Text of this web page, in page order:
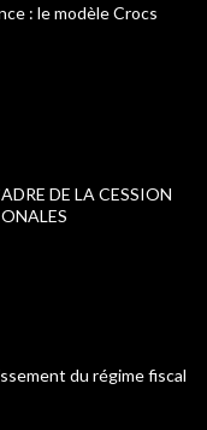
: le modèle Crocs
DE LA CESSION
du régime fiscal